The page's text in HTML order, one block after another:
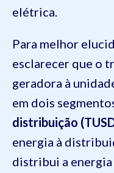
elétrica.
Para melhor
esclarecer que o
geradora à
em dois
distribuição
energia à
distribui a